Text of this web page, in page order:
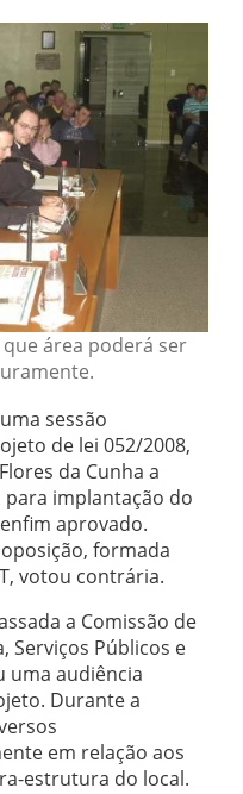
área poderá ser
sessão
de lei 052/2008,
da Cunha a
implantação do
aprovado.
formada
votou contrária.
a Comissão de
Serviços Públicos e
uma audiência
Durante a
em relação aos
estrutura do local.